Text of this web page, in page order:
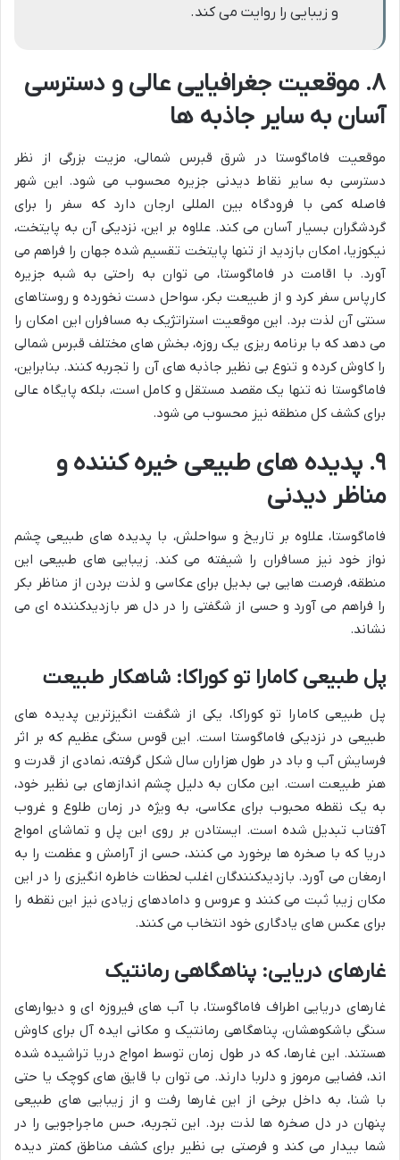
و زیبایی را روایت می کند.
۸. موقعیت جغرافیایی عالی و دسترسی
آسان به سایر جاذبه ها
موقعیت فاماگوستا در شرق قبرس شمالی، مزیت بزرگی از نظر
دسترسی به سایر نقاط دیدنی جزیره محسوب می شود. این شهر
فاصله کمی با فرودگاه بین المللی ارجان دارد که سفر را برای
گردشگران بسیار آسان می کند. علاوه بر این، نزدیکی آن به پایتخت،
نیکوزیا، امکان بازدید از تنها پایتخت تقسیم شده جهان را فراهم می
آورد. با اقامت در فاماگوستا، می توان به راحتی به شبه جزیره
کارپاس سفر کرد و از طبیعت بکر، سواحل دست نخورده و روستاهای
سنتی آن لذت برد. این موقعیت استراتژیک به مسافران این امکان را
می دهد که با برنامه ریزی یک روزه، بخش های مختلف قبرس شمالی
را کاوش کرده و تنوع بی نظیر جاذبه های آن را تجربه کنند. بنابراین،
فاماگوستا نه تنها یک مقصد مستقل و کامل است، بلکه پایگاه عالی
برای کشف کل منطقه نیز محسوب می شود.
۹. پدیده های طبیعی خیره کننده و
مناظر دیدنی
فاماگوستا، علاوه بر تاریخ و سواحلش، با پدیده های طبیعی چشم
نواز خود نیز مسافران را شیفته می کند. زیبایی های طبیعی این
منطقه، فرصت هایی بی بدیل برای عکاسی و لذت بردن از مناظر بکر
را فراهم می آورد و حسی از شگفتی را در دل هر بازدیدکننده ای می
نشاند.
پل طبیعی کامارا تو کوراکا: شاهکار طبیعت
پل طبیعی کامارا تو کوراکا، یکی از شگفت انگیزترین پدیده های
طبیعی در نزدیکی فاماگوستا است. این قوس سنگی عظیم که بر اثر
فرسایش آب و باد در طول هزاران سال شکل گرفته، نمادی از قدرت و
هنر طبیعت است. این مکان به دلیل چشم اندازهای بی نظیر خود،
به یک نقطه محبوب برای عکاسی، به ویژه در زمان طلوع و غروب
آفتاب تبدیل شده است. ایستادن بر روی این پل و تماشای امواج
دریا که با صخره ها برخورد می کنند، حسی از آرامش و عظمت را به
ارمغان می آورد. بازدیدکنندگان اغلب لحظات خاطره انگیزی را در این
مکان زیبا ثبت می کنند و عروس و دامادهای زیادی نیز این نقطه را
برای عکس های یادگاری خود انتخاب می کنند.
غارهای دریایی: پناهگاهی رمانتیک
غارهای دریایی اطراف فاماگوستا، با آب های فیروزه ای و دیوارهای
سنگی باشکوهشان، پناهگاهی رمانتیک و مکانی ایده آل برای کاوش
هستند. این غارها، که در طول زمان توسط امواج دریا تراشیده شده
اند، فضایی مرموز و دلربا دارند. می توان با قایق های کوچک یا حتی
با شنا، به داخل برخی از این غارها رفت و از زیبایی های طبیعی
پنهان در دل صخره ها لذت برد. این تجربه، حس ماجراجویی را در
شما بیدار می کند و فرصتی بی نظیر برای کشف مناطق کمتر دیده